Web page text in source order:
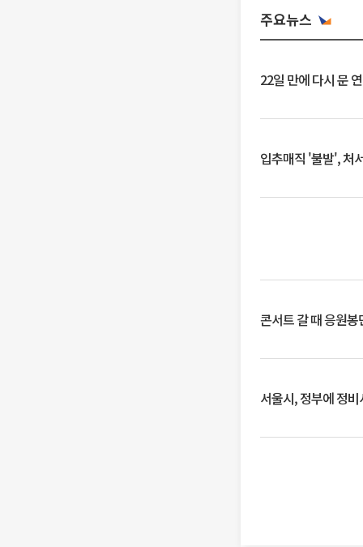
주요뉴스
22일 만에 다시 문
입추매직 '불발', 처
콘서트 갈 때 응원
서울시, 정부에 정